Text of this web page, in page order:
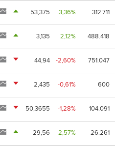
53,375 3,36% 312.711
3,135 2,12% 488.418
44,94 -2,60% 751.047
2,435 -0,61% 600
50,3655 -1,28% 104.091
29,56 2,57% 26.261